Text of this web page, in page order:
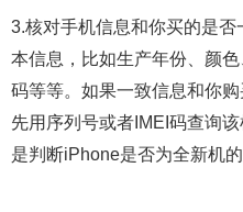
3.核对手机信息和你买的是
本信息，比如生产年份、颜
码等等。如果一致信息和你
先用序列号或者IMEI码查询
是判断iPhone是否为全新机的